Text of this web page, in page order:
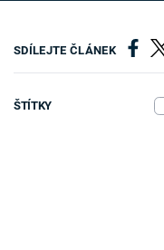
SDÍLEJTE ČLÁNEK
ŠTÍTKY